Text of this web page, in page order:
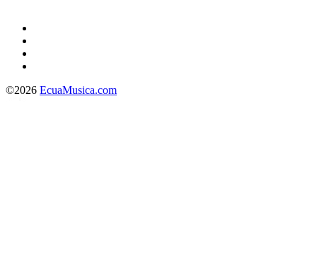
©2026 EcuaMusica.com